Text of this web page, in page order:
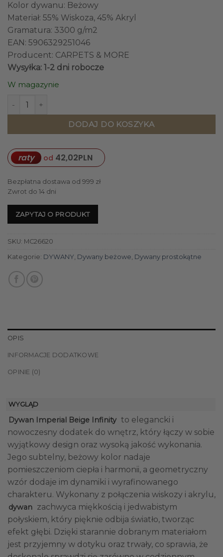
Kolor dywanu: Beżowy
Materiał: 55% Wiskoza, 45% Akryl
Gramatura: 3300 g/m2
EAN: 5906329251046
Producent: CARPETS & MORE
Wysyłka: 1-2 dni robocze
W magazynie
ilość DYWAN Imperial Beige Infinity nowoczesny,
DODAJ DO KOSZYKA
raty od 42,02PLN
Bezpłatna dostawa od 999 zł
Zwrot do 14 dni
ZAPYTAJ O PRODUKT
SKU: MC26620
Kategorie: DYWANY, Dywany beżowe, Dywany prostokątne
OPIS
INFORMACJE DODATKOWE
OPINIE (0)
WYGLĄD
Dywan Imperial Beige Infinity to elegancki i
nowoczesny dodatek do wnętrz, który łączy w sobie
wyjątkowy design oraz wysoką jakość wykonania.
Jego subtelny, beżowy kolor nadaje
pomieszczeniom ciepła i harmonii, a geometryczny
wzór dodaje im dynamiki i wyrafinowanego
charakteru. Wykonany z połączenia wiskozy i akrylu,
dywan zachwyca miękkością i jedwabistym
połyskiem, który pięknie odbija światło, tworząc
efekt głębi. Dzięki starannie dobranym materiałom
jest przyjemny w dotyku oraz trwały, co sprawia, że